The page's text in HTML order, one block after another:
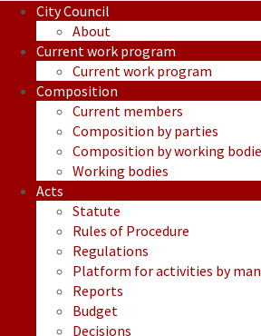
City Council
About
Current work program
Current work program
Composition
Current members
Composition by parties
Composition by working
Working bodies
Acts
Statute
Rules of Procedure
Regulations
Platform for activities by
Reports
Budget
Decisions